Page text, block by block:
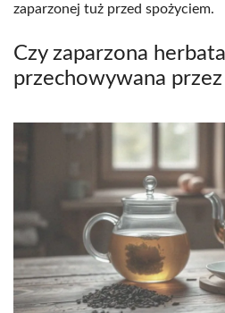
zaparzonej tuż przed spożyciem.
Czy zaparzona
przechowywana przez